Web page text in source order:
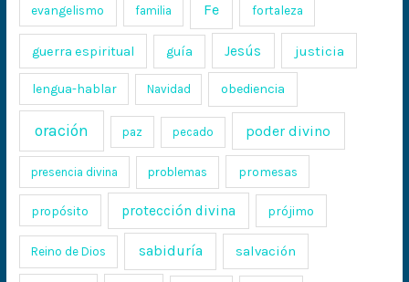
evangelismo familia Fe fortaleza
guerra espiritual guía Jesús justicia
lengua-hablar Navidad obediencia
oración paz pecado poder divino
presencia divina problemas promesas
propósito protección divina prójimo
Reino de Dios sabiduría salvación